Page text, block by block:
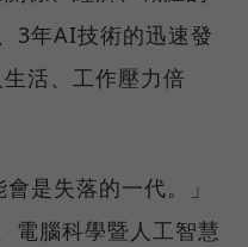
3年AI技術的迅速發
活、工作壓力倍
是失落的一代。」
電腦科學暨人工智慧